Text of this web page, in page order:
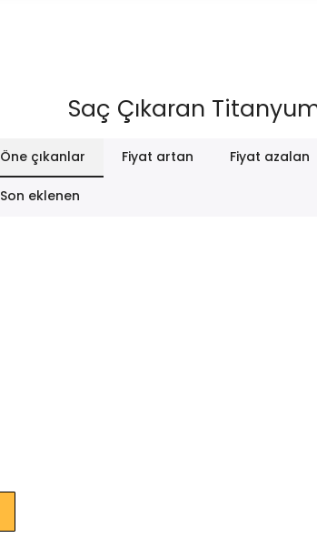
Saç Çıkaran
Öne çıkanlar Fiyat artan Fiyat azalan
Son eklenen